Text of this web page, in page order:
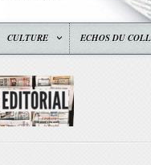
CULTURE ECHOS DU